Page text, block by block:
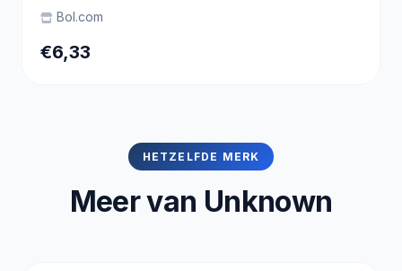
Bol.com
€6,33
HETZELFDE MERK
Meer van Unknown